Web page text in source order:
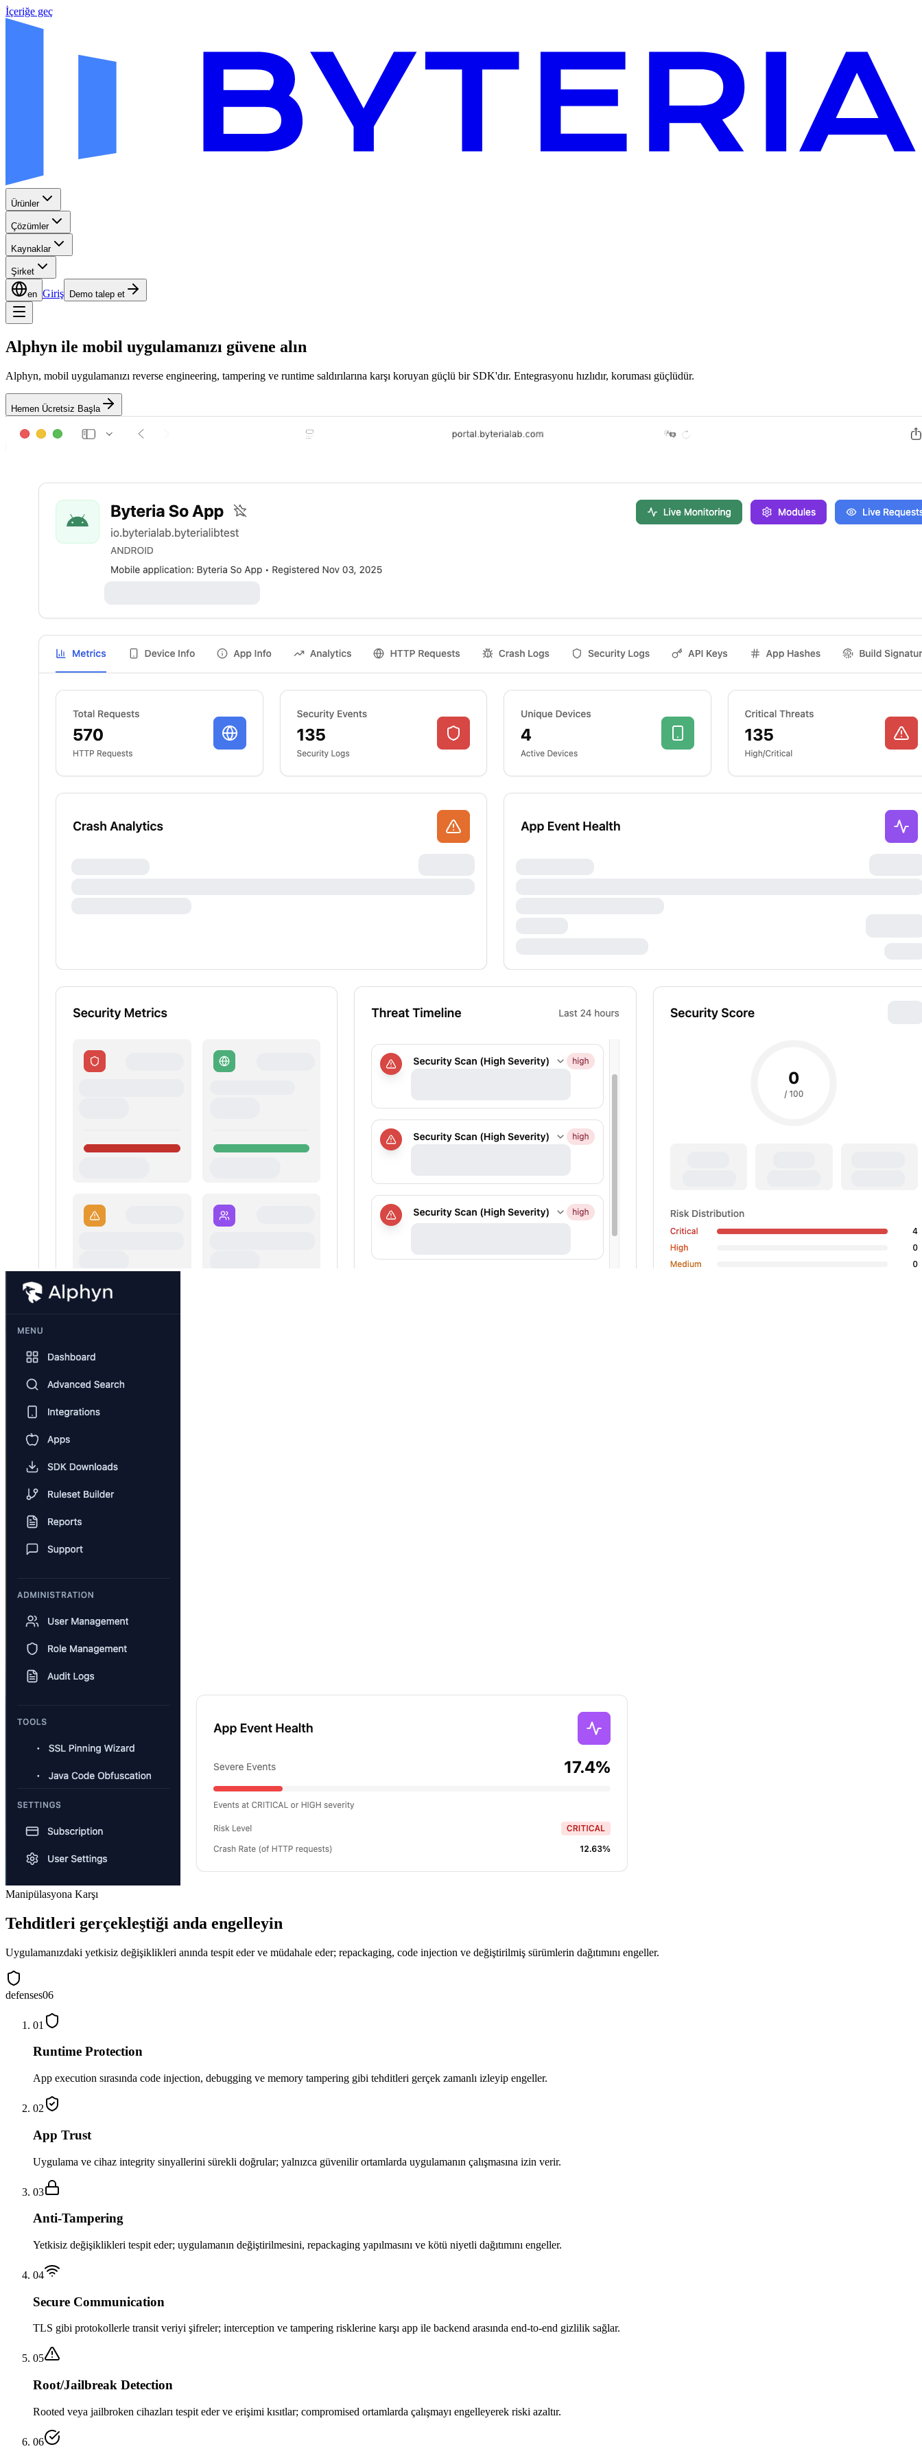
İçeriğe geç
Ürünler
Çözümler
Kaynaklar
Şirket
en Giriş Demo talep et
Alphyn ile mobil uygulamanızı güvene alın
Alphyn, mobil uygulamanızı reverse engineering, tampering ve runtime saldırılarına karşı koruyan güçlü bir SDK'dır. Entegrasyonu hızlıdır, koruması güçlüdür.
Hemen Ücretsiz Başla
Manipülasyona Karşı
Tehditleri gerçekleştiği anda engelleyin
Uygulamanızdaki yetkisiz değişiklikleri anında tespit eder ve müdahale eder; repackaging, code injection ve değiştirilmiş sürümlerin dağıtımını engeller.
defenses06
01
Runtime Protection
App execution sırasında code injection, debugging ve memory tampering gibi tehditleri gerçek zamanlı izleyip engeller.
02
App Trust
Uygulama ve cihaz integrity sinyallerini sürekli doğrular; yalnızca güvenilir ortamlarda uygulamanın çalışmasına izin verir.
03
Anti-Tampering
Yetkisiz değişiklikleri tespit eder; uygulamanın değiştirilmesini, repackaging yapılmasını ve kötü niyetli dağıtımını engeller.
04
Secure Communication
TLS gibi protokollerle transit veriyi şifreler; interception ve tampering risklerine karşı app ile backend arasında end-to-end gizlilik sağlar.
05
Root/Jailbreak Detection
Rooted veya jailbroken cihazları tespit eder ve erişimi kısıtlar; compromised ortamlarda çalışmayı engelleyerek riski azaltır.
06